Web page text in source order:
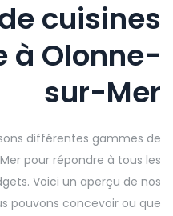
cuisines
à Olonne-
sur-Mer
différentes gammes de
pour répondre à tous les
Voici un aperçu de nos
pouvons concevoir ou que